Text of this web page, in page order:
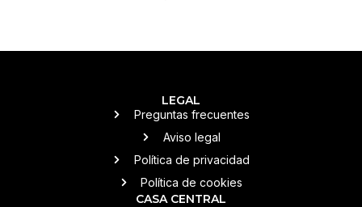
LEGAL
Preguntas frecuentes
Aviso legal
Política de privacidad
Política de cookies
CASA CENTRAL